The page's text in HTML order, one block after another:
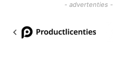
- advertenties -